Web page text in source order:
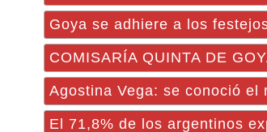
Goya se adhiere a los
COMISARÍA QUINTA DE
Agostina Vega: se conoció el
El 71,8% de los argentinos